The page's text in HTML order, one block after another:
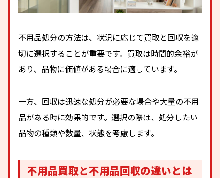
不用品処分の方法は、状況に応じて買取と回収を適
切に選択することが重要です。買取は時間的余裕が
あり、品物に価値がある場合に適しています。
一方、回収は迅速な処分が必要な場合や大量の不用
品がある時に効果的です。選択の際は、処分したい
品物の種類や数量、状態を考慮します。
不用品買取と不用品回収の違いとは